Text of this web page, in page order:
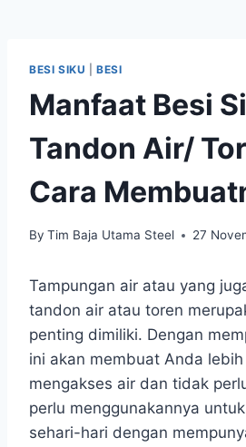
BESI SIKU |BESI
Manfaat Besi
Tandon Air/
Cara
By Tim Baja Utama Steel 27
Tampungan air atau yang
tandon air atau toren
penting dimiliki. Dengan
ini akan membuat Anda
mengakses air dan tidak
perlu menggunakannya
sehari-hari dengan